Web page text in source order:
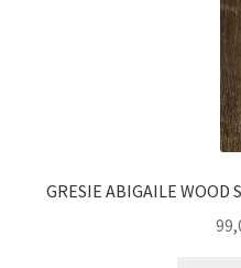
GRESIE ABIGAILE